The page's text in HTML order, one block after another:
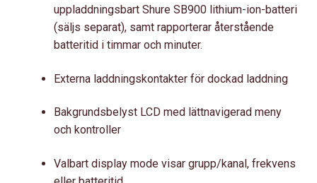
uppladdningsbart Shure SB900 lithium-ion-batteri
(säljs separat), samt rapporterar återstående
batteritid i timmar och minuter.
Externa laddningskontakter för dockad laddning
Bakgrundsbelyst LCD med lättnavigerad meny
och kontroller
Valbart display mode visar grupp/kanal, frekvens